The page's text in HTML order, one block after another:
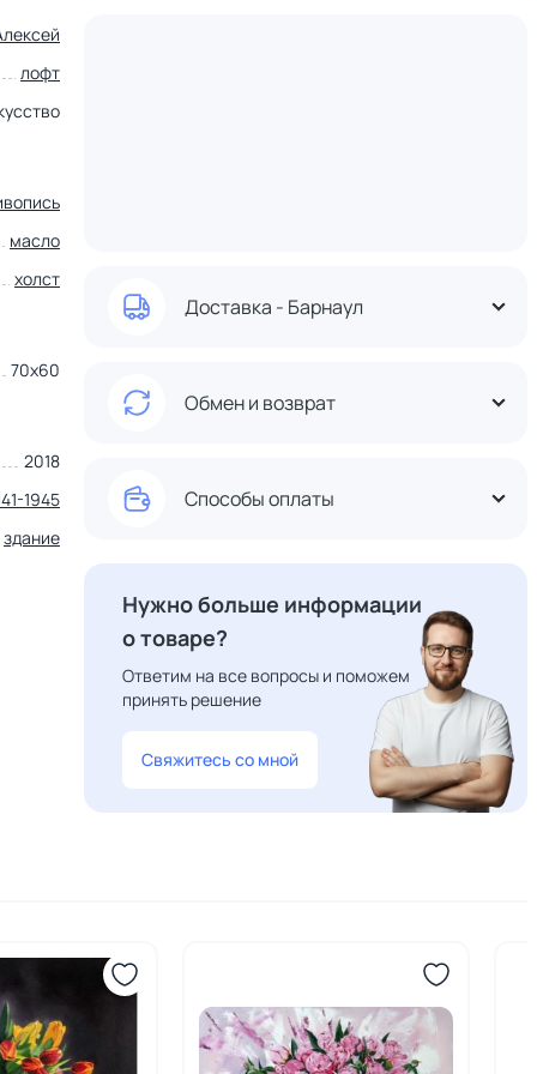
лофт
масло
холст
70х60
2018
1945
здание
Доставка - Барнаул
Обмен и возврат
Способы оплаты
Нужно больше информации
о товаре?
Ответим на все вопросы и поможем
принять решение
Свяжитесь со мной